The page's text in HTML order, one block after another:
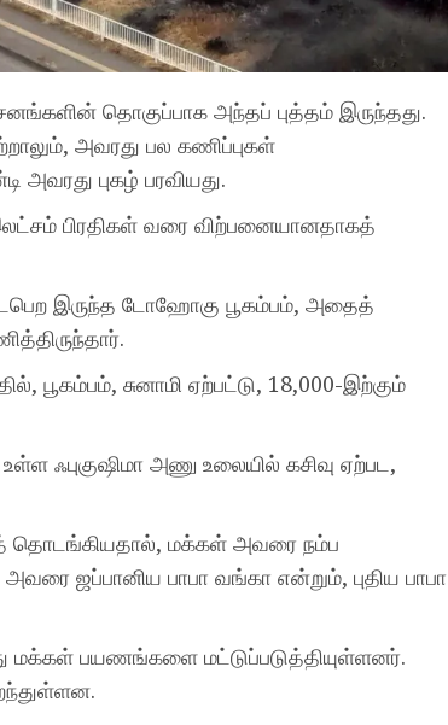
தொகுப்பாக அந்தப் புத்தம் இருந்தது.
அவரது பல கணிப்புகள்
புகழ் பரவியது.
இலட்சம் பிரதிகள் வரை விற்பனையானதாகத்
இருந்த டோஹோகு பூகம்பம், அதைத்
பூகம்பம், சுனாமி ஏற்பட்டு, 18,000-இற்கும்
ஃபுகுஷிமா அணு உலையில் கசிவு ஏற்பட,
தொடங்கியதால், மக்கள் அவரை நம்ப
ஜப்பானிய பாபா வங்கா என்றும், புதிய பாபா
மக்கள் பயணங்களை மட்டுப்படுத்தியுள்ளனர்.